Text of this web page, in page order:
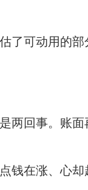
了可动用的
两回事。账
在涨、心却